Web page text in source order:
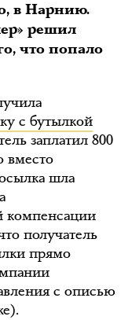
в Нарнию.
решил
что попало
с бутылкой
заплатил 800
вместо
шла
компенсации
получатель
прямо
с описью